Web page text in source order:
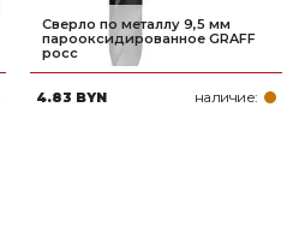
Сверло по металлу 9,5 мм
парооксидированное GRAFF
росс
4.83 BYN наличие: